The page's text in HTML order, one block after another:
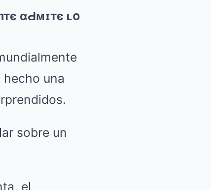
αԀᴍɪтє ʟօ
una
sobre un
el